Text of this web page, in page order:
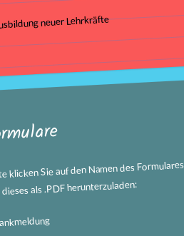
neuer Lehrkräfte
klicken Sie auf den Namen des Formulares
als .PDF herunterzuladen: